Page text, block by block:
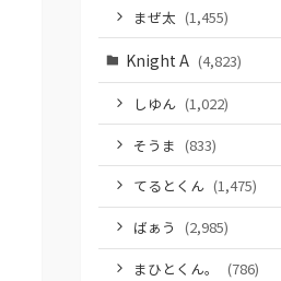
まぜ太 (1,455)
Knight A (4,823)
しゆん (1,022)
そうま (833)
てるとくん (1,475)
ばぁう (2,985)
まひとくん。
(786)